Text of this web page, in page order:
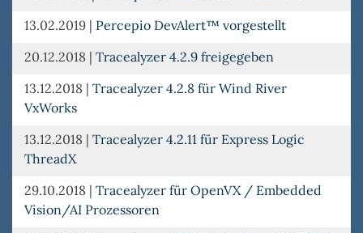
13.02.2019 | Percepio DevAlert™ vorgestellt
20.12.2018 | Tracealyzer 4.2.9 freigegeben
13.12.2018 | Tracealyzer 4.2.8 für Wind River
VxWorks
13.12.2018 | Tracealyzer 4.2.11 für Express Logic
ThreadX
29.10.2018 | Tracealyzer für OpenVX / Embedded
Vision/AI Prozessoren